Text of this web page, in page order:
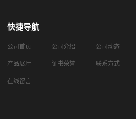
快捷导航
公司首页 公司介绍 公司动态
产品展厅 证书荣誉 联系方式
在线留言